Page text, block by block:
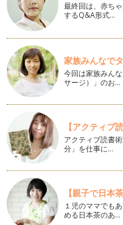
季節の行事をアロマで楽しむ
我が家では、6月半ばを過
の。 …
メディカルハーブティーで
だんだん陽射しも初夏を
簡単♪日本茶とメディカル
新学期も始まり、そろそ
うか。 お休み中は子ども
ハーブのプレゼントを贈る
3月は別れの季節。
インテリアにもなるアロ
精油がココロとカラダに
を通じて脳へ 呼吸…
最終回は、赤ち
するQ&A形式…
家族みんなで
今回は家族みん
サージ）」のお…
【アクティブ
アクティブ読書
分」を仕事に…
【親子で日本
１児のママでも
める日本茶のあ…